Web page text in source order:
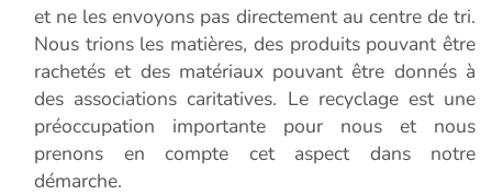
et ne les envoyons pas directement au centre de tri.
Nous trions les matières, des produits pouvant être
rachetés et des matériaux pouvant être donnés à
des associations caritatives. Le recyclage est une
préoccupation importante pour nous et nous
prenons en compte cet aspect dans notre
démarche.